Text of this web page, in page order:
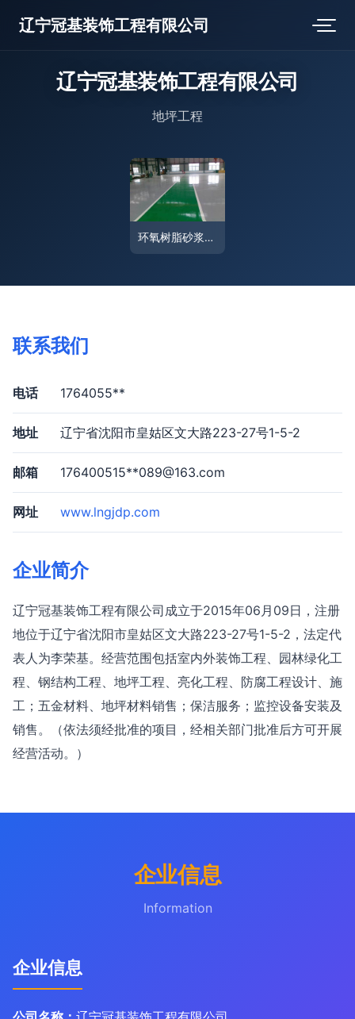
辽宁冠基装饰工程有限公司
辽宁冠基装饰工程有限公司
地坪工程
环氧树脂砂浆自流平地坪工程施工技术与优势解析
联系我们
电话 1764055**
地址 辽宁省沈阳市皇姑区文大路223-27号1-5-2
邮箱 176400515**089@163.com
网址 www.lngjdp.com
企业简介
辽宁冠基装饰工程有限公司成立于2015年06月09日，注册
地位于辽宁省沈阳市皇姑区文大路223-27号1-5-2，法定代
表人为李荣基。经营范围包括室内外装饰工程、园林绿化工
程、钢结构工程、地坪工程、亮化工程、防腐工程设计、施
工；五金材料、地坪材料销售；保洁服务；监控设备安装及
销售。（依法须经批准的项目，经相关部门批准后方可开展
经营活动。）
企业信息
Information
企业信息